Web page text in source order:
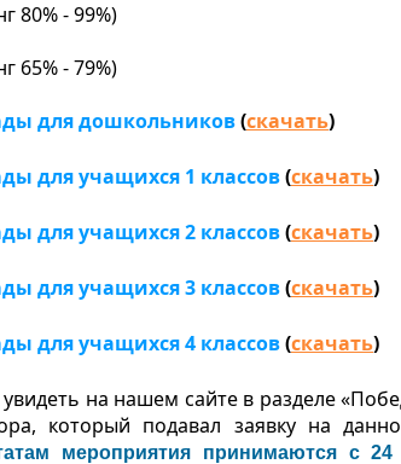
80% - 99%)
65% - 79%)
для дошкольников(скачать)
для учащихся 1 классов(скачать)
для учащихся 2 классов(скачать)
для учащихся 3 классов(скачать)
для учащихся 4 классов(скачать)
на нашем сайте в разделе
который подавал заявку на
мероприятия принимаются с